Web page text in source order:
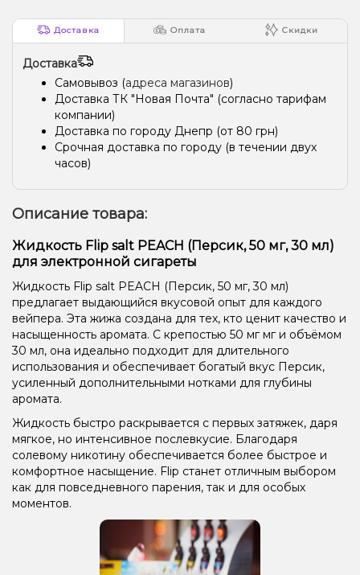
Доставка Оплата Скидки
Доставка
Самовывоз (адреса магазинов)
Доставка ТК "Новая Почта" (согласно тарифам
компании)
Доставка по городу Днепр (от 80 грн)
Срочная доставка по городу (в течении двух
часов)
Описание товара:
Жидкость Flip salt PEACH (Персик, 50 мг, 30 мл)
для электронной сигареты
Жидкость Flip salt PEACH (Персик, 50 мг, 30 мл)
предлагает выдающийся вкусовой опыт для каждого
вейпера. Эта жижа создана для тех, кто ценит качество и
насыщенность аромата. С крепостью 50 мг мг и объёмом
30 мл, она идеально подходит для длительного
использования и обеспечивает богатый вкус Персик,
усиленный дополнительными нотками для глубины
аромата.
Жидкость быстро раскрывается с первых затяжек, даря
мягкое, но интенсивное послевкусие. Благодаря
солевому никотину обеспечивается более быстрое и
комфортное насыщение. Flip станет отличным выбором
как для повседневного парения, так и для особых
моментов.